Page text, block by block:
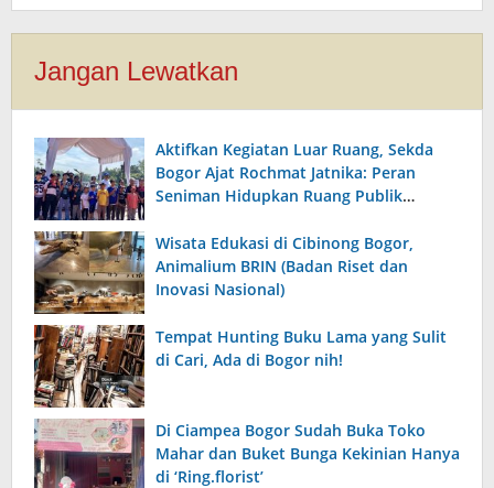
Jangan Lewatkan
Aktifkan Kegiatan Luar Ruang, Sekda
Bogor Ajat Rochmat Jatnika: Peran
Seniman Hidupkan Ruang Publik
Wisata Edukasi di Cibinong Bogor,
Animalium BRIN (Badan Riset dan
Inovasi Nasional)
Tempat Hunting Buku Lama yang Sulit
di Cari, Ada di Bogor nih!
Di Ciampea Bogor Sudah Buka Toko
Mahar dan Buket Bunga Kekinian Hanya
di ‘Ring.florist’